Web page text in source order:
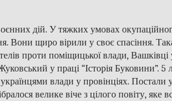
дій. У тяжких умовах
Вони щиро вірили у своє спасіння.
проти поміщицької влади,
у праці “Історія Буковини”. 5
влади у провінціях. Постали
велике віче з цілого повіту, яке